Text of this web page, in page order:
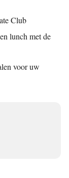
Club
lunch met de
voor uw